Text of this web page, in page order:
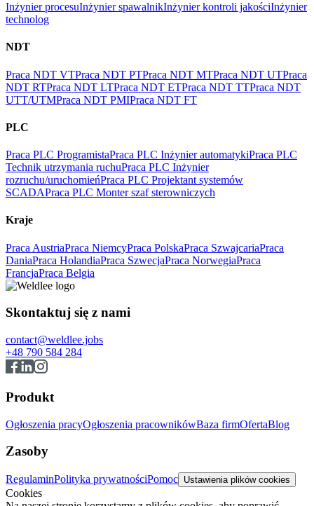
Inżynier procesuInżynier spawalnikInżynier kontroli jakościInżynier
technolog
NDT
Praca NDT VTPraca NDT PTPraca NDT MTPraca NDT UTPraca
NDT RTPraca NDT LTPraca NDT ETPraca NDT TTPraca NDT
UTT/UTMPraca NDT PMIPraca NDT FT
PLC
Praca PLC ProgramistaPraca PLC Inżynier automatykiPraca PLC
Technik utrzymania ruchuPraca PLC Inżynier
rozruchu/uruchomieńPraca PLC Projektant systemów
SCADAPraca PLC Monter szaf sterowniczych
Kraje
Praca AustriaPraca NiemcyPraca PolskaPraca SzwajcariaPraca
DaniaPraca HolandiaPraca SzwecjaPraca NorwegiaPraca
FrancjaPraca Belgia
Skontaktuj się z nami
contact@weldlee.jobs
+48 790 584 284
Produkt
Ogłoszenia pracyOgłoszenia pracownikówBaza firmOfertaBlog
Zasoby
RegulaminPolityka prywatnościPomoc Ustawienia plików cookies
Cookies